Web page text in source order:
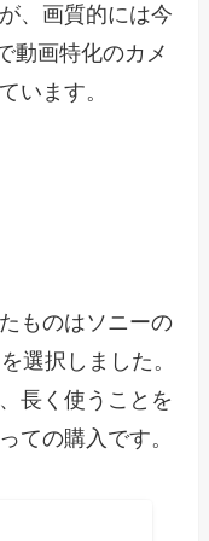
、画質的には今
動画特化のカメ
います。
ものはソニーの
選択しました。
長く使うことを
ての購入です。